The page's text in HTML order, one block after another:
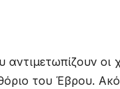
οι
του Έβρου.